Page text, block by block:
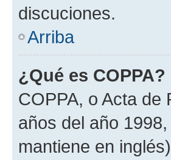
discuciones.
Arriba
¿Qué es COPPA?
COPPA, o Acta de
años del año
mantiene en